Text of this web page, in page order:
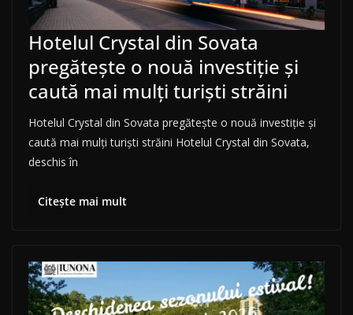
Hotelul Crystal din Sovata
pregătește o nouă investiție și
caută mai mulți turiști străini
Hotelul Crystal din Sovata pregătește o nouă investiție și
caută mai mulți turiști străini Hotelul Crystal din Sovata,
deschis în
Citește mai mult